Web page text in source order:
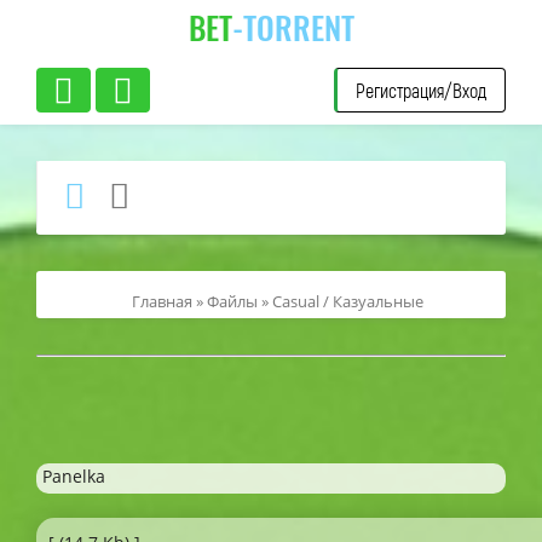
BET-TORRENT
Регистрация/Вход
Главная »Файлы »Casual / Казуальные
Panelka